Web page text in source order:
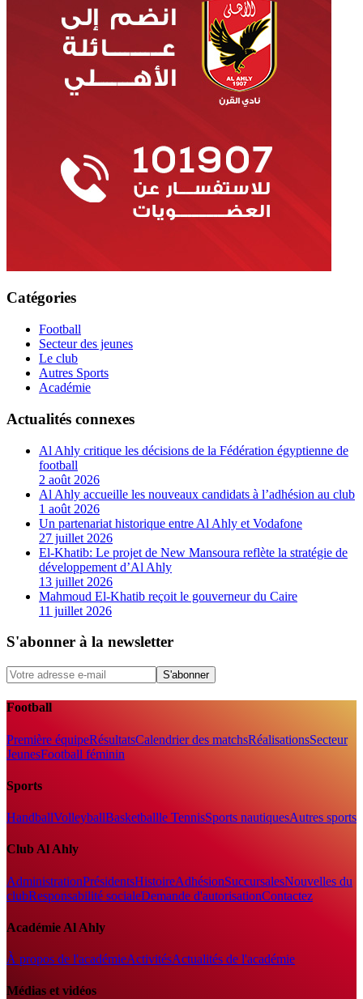
Catégories
Football
Secteur des jeunes
Le club
Autres Sports
Académie
Actualités connexes
Al Ahly critique les décisions de la Fédération égyptienne de
football
2 août 2026
Al Ahly accueille les nouveaux candidats à l’adhésion au club
1 août 2026
Un partenariat historique entre Al Ahly et Vodafone
27 juillet 2026
El-Khatib: Le projet de New Mansoura reflète la stratégie de
développement d’Al Ahly
13 juillet 2026
Mahmoud El-Khatib reçoit le gouverneur du Caire
11 juillet 2026
S'abonner à la newsletter
S'abonner
Football
Première équipeRésultatsCalendrier des matchsRéalisationsSecteur
JeunesFootball féminin
Sports
HandballVolleyballBasketballle TennisSports nautiquesAutres sports
Club Al Ahly
AdministrationPrésidentsHistoireAdhésionSuccursalesNouvelles du
clubResponsabilité socialeDemande d'autorisationContactez
Académie Al Ahly
À propos de l'académieActivitésActualités de l'académie
Médias et vidéos